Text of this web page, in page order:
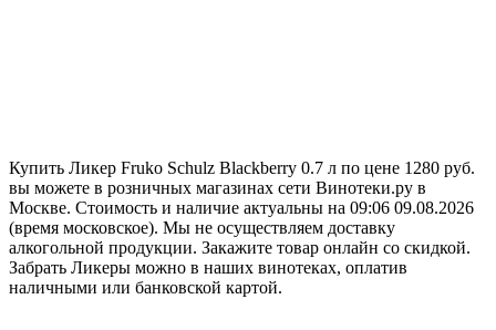
Купить Ликер Fruko Schulz Blackberry 0.7 л по цене 1280 руб.
вы можете в розничных магазинах сети Винотеки.ру в
Москве. Стоимость и наличие актуальны на 09:06 09.08.2026
(время московское). Мы не осуществляем доставку
алкогольной продукции. Закажите товар онлайн со скидкой.
Забрать Ликеры можно в наших винотеках, оплатив
наличными или банковской картой.